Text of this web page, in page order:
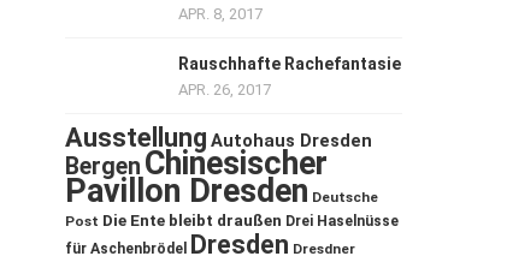
APR. 8, 2017
Rauschhafte Rachefantasie
APR. 26, 2017
Ausstellung Autohaus Dresden
Bergen Chinesischer
Pavillon Dresden Deutsche
Post Die Ente bleibt draußen Drei Haselnüsse
für Aschenbrödel
Dresden Dresdner